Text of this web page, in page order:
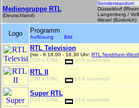
Mediengruppe RTL
(Deutschland)
Senderstandort:
Düsseldorf
Langenberg /
Wesel (Büderich)
Logo Programm
Auflösung Bild
RTL Television
(mo - fr 18.00 - 18.30 Uhr: RTL Nordrhein-
(720 x 576i)
16:9 anamorph
RTL II
(720 x 576i) 16:9 anamorph
Super RTL
(720 x 576i) 16:9 anamorph